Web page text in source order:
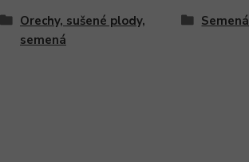
Orechy, sušené plody,
semená
Semená